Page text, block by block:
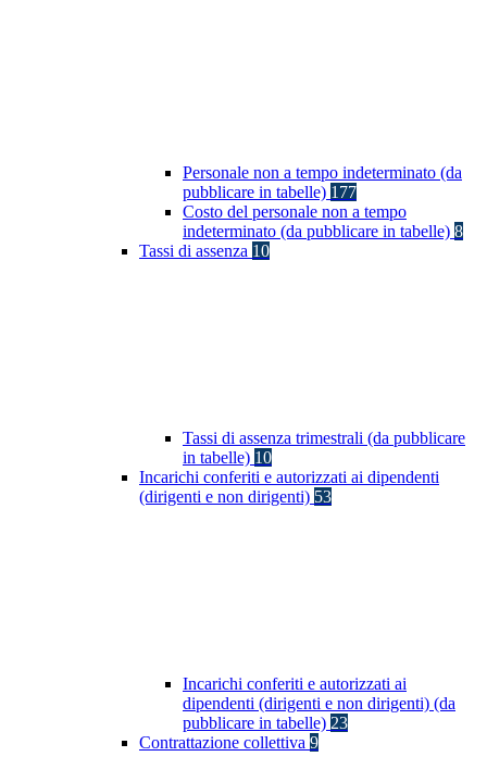
Personale non a tempo indeterminato (da
pubblicare in tabelle) 177
Costo del personale non a tempo
indeterminato (da pubblicare in tabelle) 8
Tassi di assenza 10
Tassi di assenza trimestrali (da pubblicare
in tabelle) 10
Incarichi conferiti e autorizzati ai dipendenti
(dirigenti e non dirigenti) 53
Incarichi conferiti e autorizzati ai
dipendenti (dirigenti e non dirigenti) (da
pubblicare in tabelle) 23
Contrattazione collettiva 9